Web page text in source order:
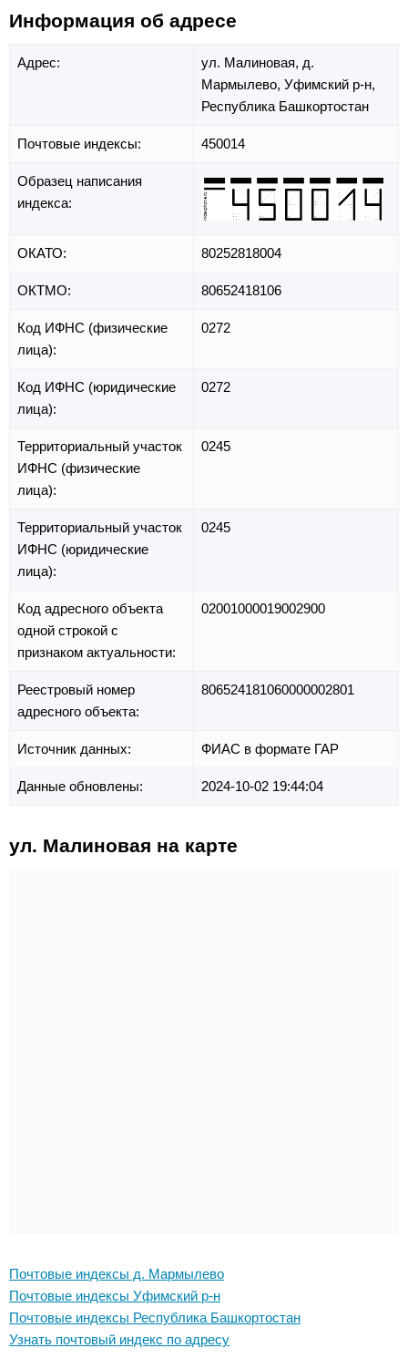
Информация об адресе
Адрес: ул. Малиновая, д.
Мармылево, Уфимский р-н,
Республика Башкортостан
Почтовые индексы: 450014
Образец написания
индекса:
ОКАТО: 80252818004
ОКТМО: 80652418106
Код ИФНС (физические
лица):
0272
Код ИФНС (юридические
лица):
0272
Территориальный участок
ИФНС (физические
лица):
0245
Территориальный участок
ИФНС (юридические
лица):
0245
Код адресного объекта
одной строкой с
признаком актуальности:
02001000019002900
Реестровый номер
адресного объекта:
806524181060000002801
Источник данных: ФИАС в формате ГАР
Данные обновлены: 2024-10-02 19:44:04
ул. Малиновая на карте
Почтовые индексы д. Мармылево
Почтовые индексы Уфимский р-н
Почтовые индексы Республика Башкортостан
Узнать почтовый индекс по адресу